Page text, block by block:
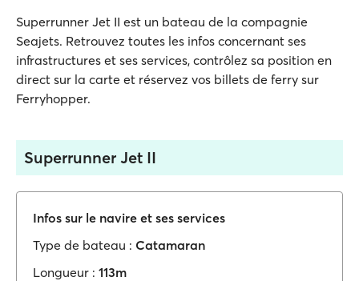
Superrunner Jet II est un bateau de la compagnie
Seajets. Retrouvez toutes les infos concernant ses
infrastructures et ses services, contrôlez sa position en
direct sur la carte et réservez vos billets de ferry sur
Ferryhopper.
Superrunner Jet II
Infos sur le navire et ses services
Type de bateau : Catamaran
Longueur : 113m